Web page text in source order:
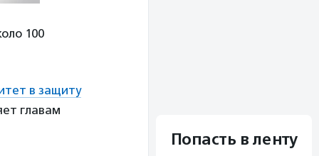
100
в защиту
главам
Попасть в ленту